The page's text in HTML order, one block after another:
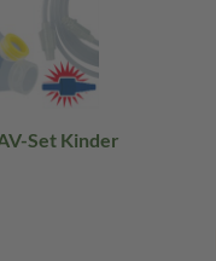
Set Kinder